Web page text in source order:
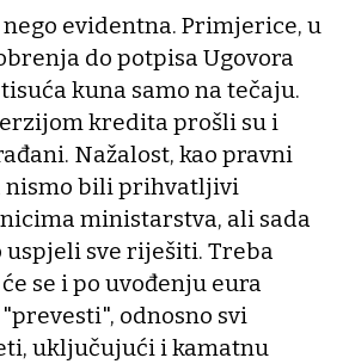
nego evidentna. Primjerice, u
do potpisa Ugovora
kuna samo na tečaju.
kredita prošli su i
Nažalost, kao pravni
nismo bili prihvatljivi
ministarstva, ali sada
uspjeli sve riješiti. Treba
se i po uvođenju eura
odnosno svi
uključujući i kamatnu